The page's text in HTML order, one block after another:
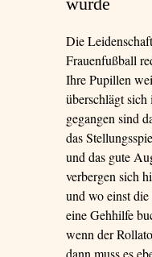
Die
Frauenfußball
Ihre Pupillen
überschlägt
gegangen sind
das
und das gute
verbergen sich
und wo einst
eine Gehhilfe
wenn der
dann muss es